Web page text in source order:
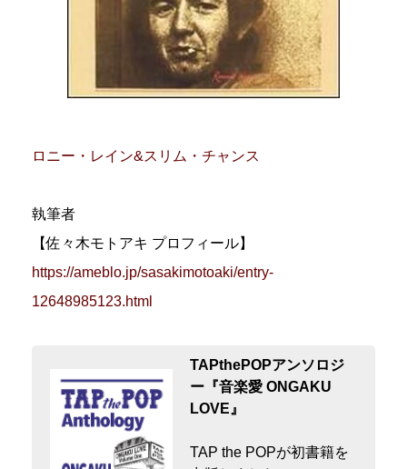
ロニー・レイン&スリム・チャンス
執筆者
【佐々木モトアキ プロフィール】
https://ameblo.jp/sasakimotoaki/entry-
12648985123.html
TAPthePOPアンソロジ
ー『音楽愛 ONGAKU
LOVE』
TAP the POPが初書籍を